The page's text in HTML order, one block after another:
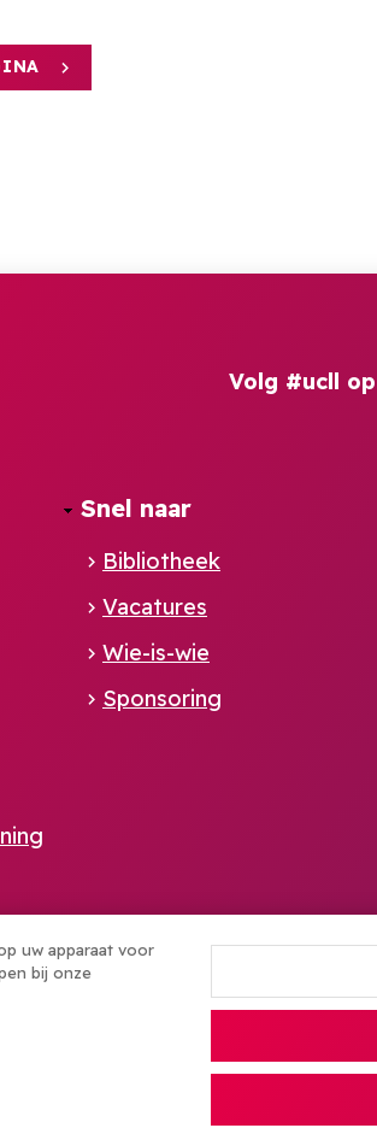
Volg #ucll
Snel naar
Bibliotheek
Vacatures
Wie-is-wie
Sponsoring
uw apparaat voor
bij onze